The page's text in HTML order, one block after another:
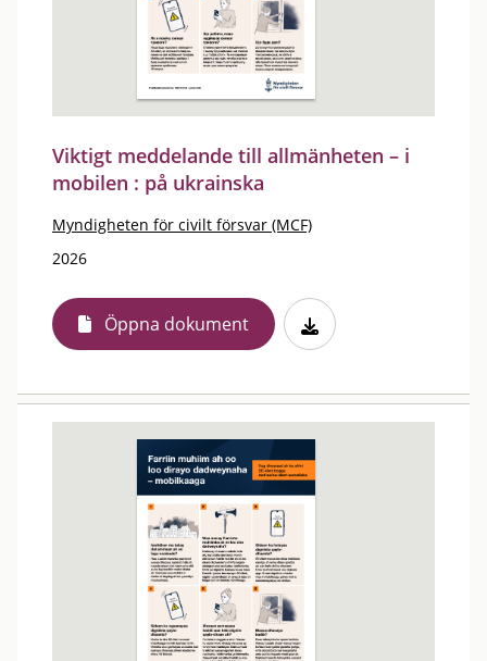
Viktigt meddelande till allmänheten – i
mobilen : på ukrainska
Myndigheten för civilt försvar (MCF)
2026
Öppna dokument